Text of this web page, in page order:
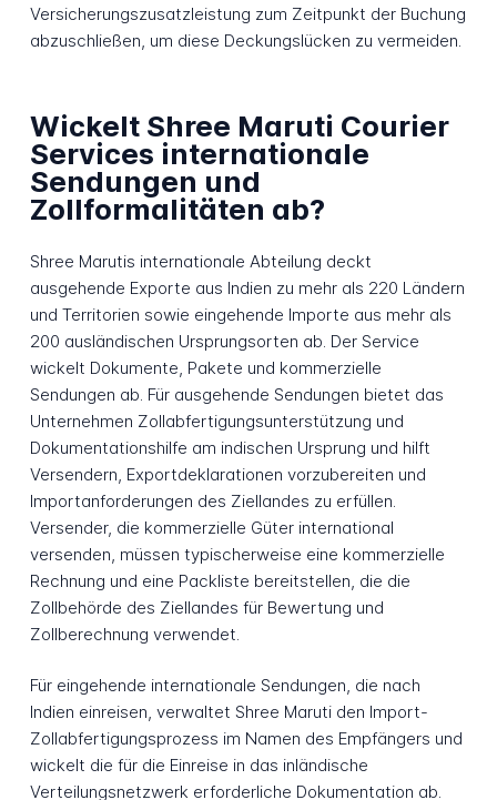
Versicherungszusatzleistung zum Zeitpunkt der Buchung
abzuschließen, um diese Deckungslücken zu vermeiden.
Wickelt Shree Maruti Courier
Services internationale
Sendungen und
Zollformalitäten ab?
Shree Marutis internationale Abteilung deckt
ausgehende Exporte aus Indien zu mehr als 220 Ländern
und Territorien sowie eingehende Importe aus mehr als
200 ausländischen Ursprungsorten ab. Der Service
wickelt Dokumente, Pakete und kommerzielle
Sendungen ab. Für ausgehende Sendungen bietet das
Unternehmen Zollabfertigungsunterstützung und
Dokumentationshilfe am indischen Ursprung und hilft
Versendern, Exportdeklarationen vorzubereiten und
Importanforderungen des Ziellandes zu erfüllen.
Versender, die kommerzielle Güter international
versenden, müssen typischerweise eine kommerzielle
Rechnung und eine Packliste bereitstellen, die die
Zollbehörde des Ziellandes für Bewertung und
Zollberechnung verwendet.
Für eingehende internationale Sendungen, die nach
Indien einreisen, verwaltet Shree Maruti den Import-
Zollabfertigungsprozess im Namen des Empfängers und
wickelt die für die Einreise in das inländische
Verteilungsnetzwerk erforderliche Dokumentation ab.